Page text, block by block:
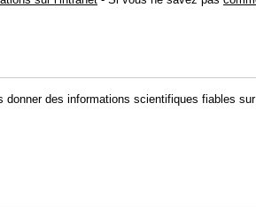
donner des informations scientifiques fiables